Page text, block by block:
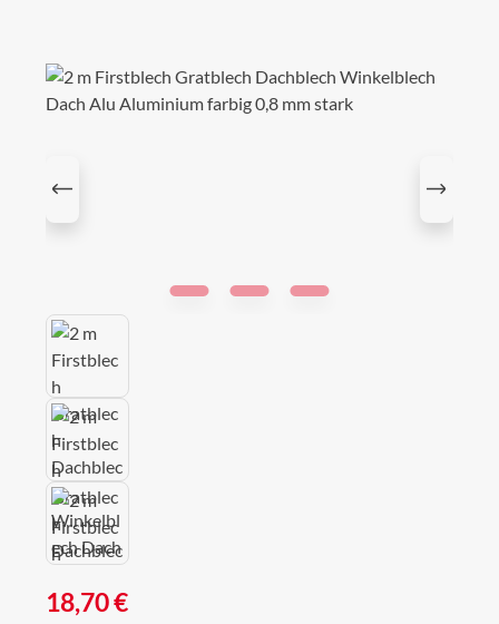
Bildergalerie überspringen
Regulärer Preis:
18,70 €